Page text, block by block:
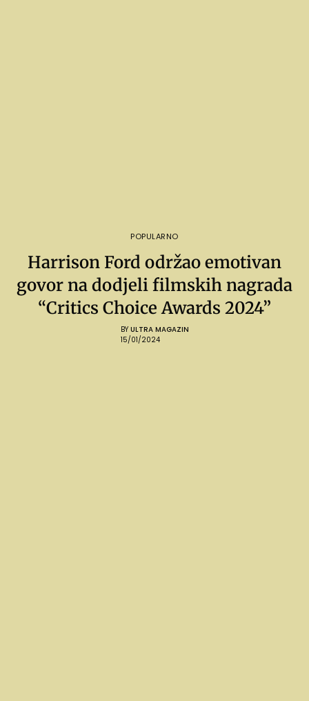
POPULARNO
Harrison Ford održao emotivan
govor na dodjeli filmskih nagrada
“Critics Choice Awards 2024”
BY ULTRA MAGAZIN
15/01/2024